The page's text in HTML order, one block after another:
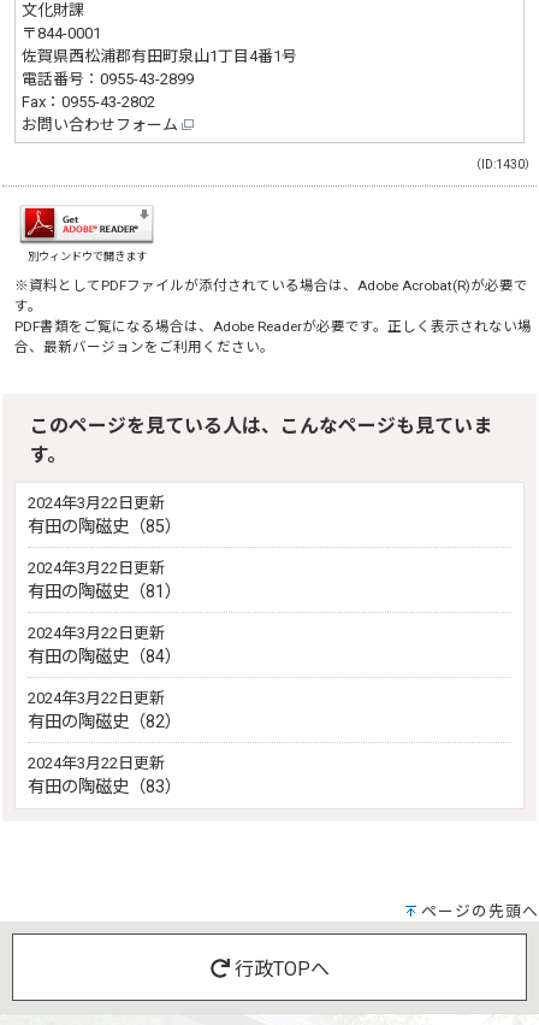
文化財課
〒844-0001
佐賀県西松浦郡有田町泉山1丁目4番1号
電話番号：0955-43-2899
Fax：0955-43-2802
お問い合わせフォーム
（ID:1430）
別ウィンドウで開きます
※資料としてPDFファイルが添付されている場合は、Adobe Acrobat(R)が必要で
す。
PDF書類をご覧になる場合は、Adobe Readerが必要です。正しく表示されない場
合、最新バージョンをご利用ください。
このページを見ている人は、こんなページも見ていま
す。
2024年3月22日更新
有田の陶磁史（85）
2024年3月22日更新
有田の陶磁史（81）
2024年3月22日更新
有田の陶磁史（84）
2024年3月22日更新
有田の陶磁史（82）
2024年3月22日更新
有田の陶磁史（83）
ページの先頭へ
行政TOPへ